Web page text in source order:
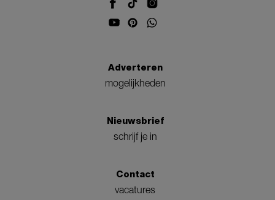
Adverteren
mogelijkheden
Nieuwsbrief
schrijf je in
Contact
vacatures